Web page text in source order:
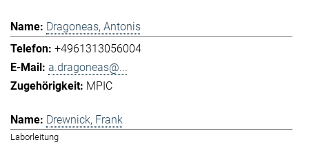
Dragoneas, Antonis
+4961313056004
a.dragoneas@...
MPIC
Drewnick, Frank
Laborleitung